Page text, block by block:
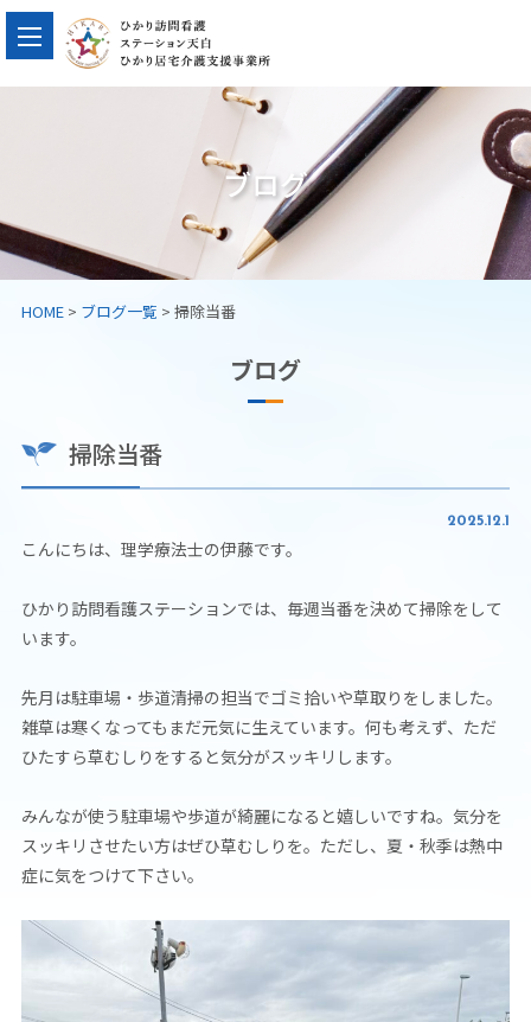
ブログ
HOME> ブログ一覧 > 掃除当番
ブログ
掃除当番
2025.12.1
こんにちは、理学療法士の伊藤です。
ひかり訪問看護ステーションでは、毎週当番を決めて掃除をして
います。
先月は駐車場・歩道清掃の担当でゴミ拾いや草取りをしました。
雑草は寒くなってもまだ元気に生えています。何も考えず、ただ
ひたすら草むしりをすると気分がスッキリします。
みんなが使う駐車場や歩道が綺麗になると嬉しいですね。気分を
スッキリさせたい方はぜひ草むしりを。ただし、夏・秋季は熱中
症に気をつけて下さい。